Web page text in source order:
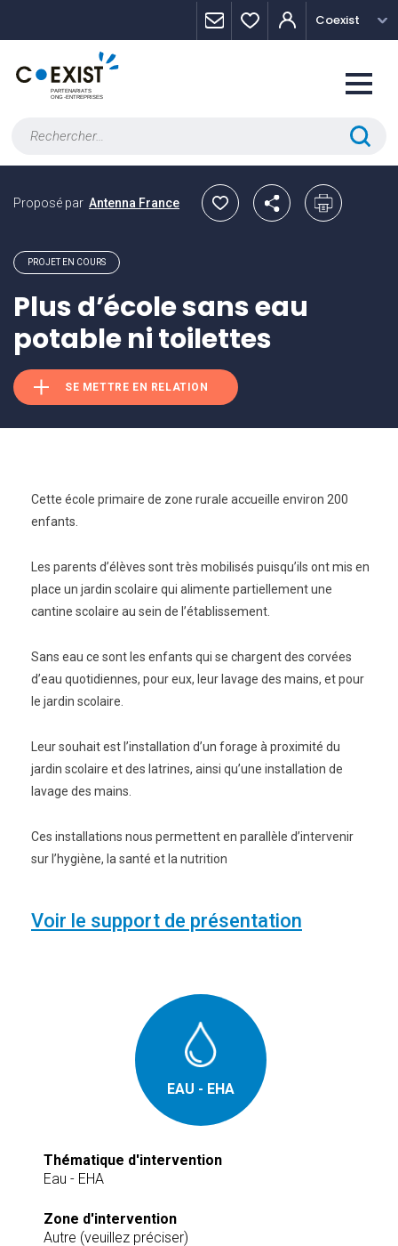
Coexist
Proposé par Antenna France
PROJET EN COURS
Plus d’école sans eau
potable ni toilettes
SE METTRE EN RELATION
Cette école primaire de zone rurale accueille environ 200
enfants.
Les parents d’élèves sont très mobilisés puisqu’ils ont mis en
place un jardin scolaire qui alimente partiellement une
cantine scolaire au sein de l’établissement.
Sans eau ce sont les enfants qui se chargent des corvées
d’eau quotidiennes, pour eux, leur lavage des mains, et pour
le jardin scolaire.
Leur souhait est l’installation d’un forage à proximité du
jardin scolaire et des latrines, ainsi qu’une installation de
lavage des mains.
Ces installations nous permettent en parallèle d’intervenir
sur l’hygiène, la santé et la nutrition
Voir le support de présentation
EAU - EHA
Thématique d'intervention
Eau - EHA
Zone d'intervention
Autre (veuillez préciser)